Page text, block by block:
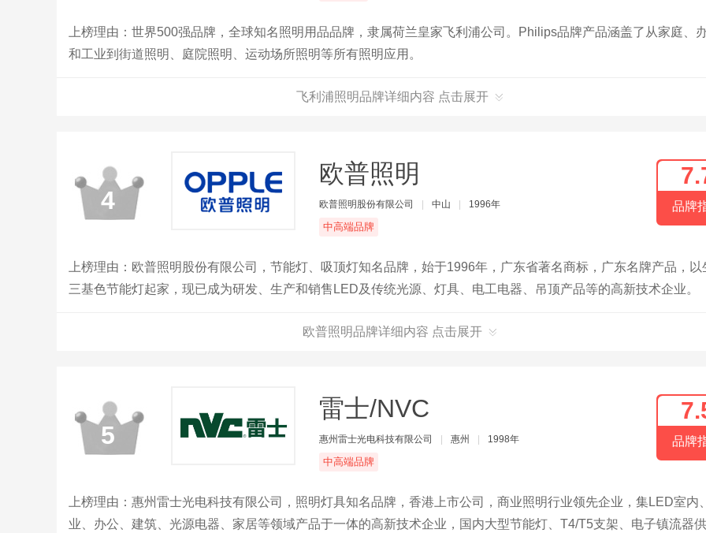
上榜理由：世界500强品牌，全球知名照明用品品牌，隶属荷兰皇家飞利浦公司。Philips品牌产品涵盖了从家庭、
和工业到街道照明、庭院照明、运动场所照明等所有照明应用。
飞利浦照明品牌详细内容 点击展开
4
欧普照明
欧普照明股份有限公司 中山 1996年
中高端品牌
品牌
上榜理由：欧普照明股份有限公司，节能灯、吸顶灯知名品牌，始于1996年，广东省著名商标，广东名牌产品，以
三基色节能灯起家，现已成为研发、生产和销售LED及传统光源、灯具、电工电器、吊顶产品等的高新技术企业。
欧普照明品牌详细内容 点击展开
5
雷士/NVC
惠州雷士光电科技有限公司 惠州 1998年
中高端品牌
品牌
上榜理由：惠州雷士光电科技有限公司，照明灯具知名品牌，香港上市公司，商业照明行业领先企业，集LED室内
业、办公、建筑、光源电器、家居等领域产品于一体的高新技术企业，国内大型节能灯、T4/T5支架、电子镇流器